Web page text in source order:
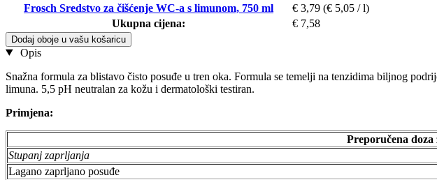
Frosch Sredstvo za čišćenje WC-a s limunom, 750 ml
€ 3,79 (€ 5,05 / l)
Ukupna cijena:
€ 7,58
Dodaj oboje u vašu košaricu
Opis
Snažna formula za blistavo čisto posuđe u tren oka. Formula se temelji na tenzidima biljnog
limuna. 5,5 pH neutralan za kožu i dermatološki testiran.
Primjena:
Preporučena
Stupanj zaprljanja
Lagano zaprljano posuđe